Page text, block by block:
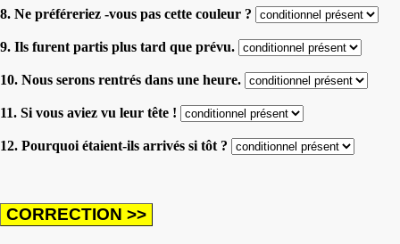
8. Ne préféreriez -vous pas cette couleur ?
9. Ils furent partis plus tard que prévu.
10. Nous serons rentrés dans une heure.
11. Si vous aviez vu leur tête !
12. Pourquoi étaient-ils arrivés si tôt ?